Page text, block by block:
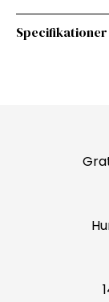
Specifikationer